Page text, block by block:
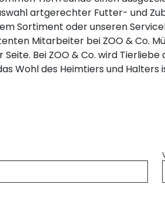
artgerechter Futter- und
Sortiment oder unseren
Mitarbeiter bei ZOO & Co.
Bei ZOO & Co. wird
Wohl des Heimtiers und Halters